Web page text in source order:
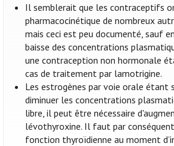
Il semblerait que les contraceptifs
pharmacocinétique de nombreux
mais ceci est peu documenté, sauf
baisse des concentrations
une contraception non hormonale
cas de traitement par lamotrigine.
Les estrogènes par voie orale étant
diminuer les concentrations
libre, il peut être nécessaire
lévothyroxine. Il faut par
fonction thyroïdienne au moment